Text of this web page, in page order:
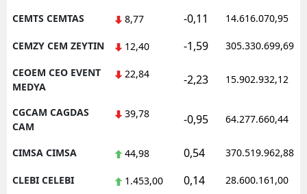
CEMTS CEMTAS 8,77 -0,11 14.616.070,95
CEMZY CEM ZEYTIN 12,40 -1,59 305.330.699,69
CEOEM CEO EVENT
MEDYA
22,84 -2,23 15.902.932,12
CGCAM CAGDAS
CAM
39,78 -0,95 64.277.660,44
CIMSA CIMSA 44,98 0,54 370.519.962,88
CLEBI CELEBI 1.453,00 0,14 28.600.161,00